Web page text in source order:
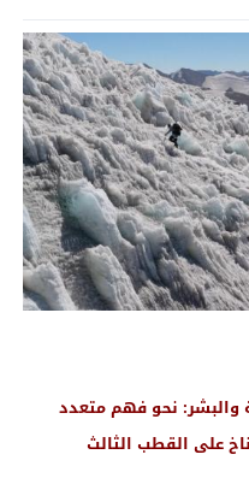
والبشر: نحو فهم متعدد
على القطب الثالث